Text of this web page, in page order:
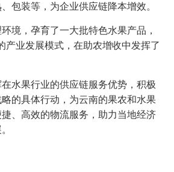
包装等，为企业供应链降本增效。
境，孕育了一大批特色水果产品，
产业发展模式，在助农增收中发挥了
水果行业的供应链服务优势，积极
的具体行动，为云南的果农和水果
、高效的物流服务，助力当地经济